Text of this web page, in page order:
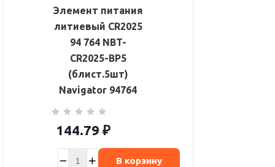
Элемент питания
литиевый CR2025
94 764 NBT-
CR2025-BP5
(блист.5шт)
Navigator 94764
144.79 ₽
В корзину